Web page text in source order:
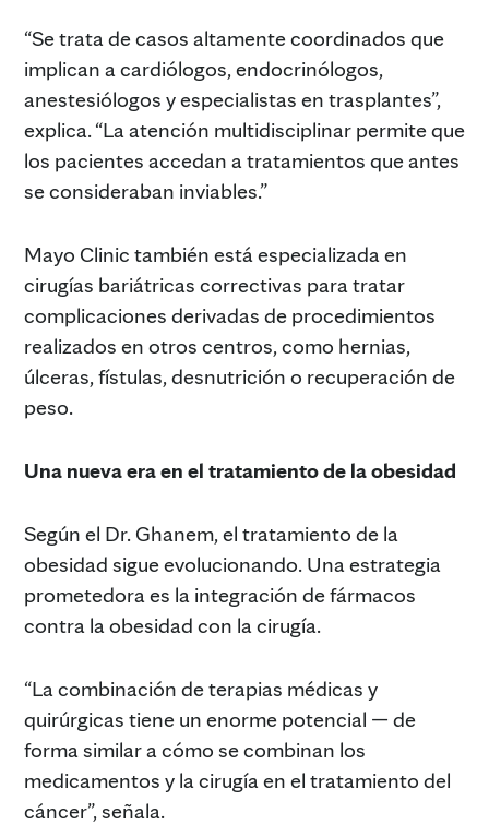
“Se trata de casos altamente coordinados que
implican a cardiólogos, endocrinólogos,
anestesiólogos y especialistas en trasplantes”,
explica. “La atención multidisciplinar permite que
los pacientes accedan a tratamientos que antes
se consideraban inviables.”
Mayo Clinic también está especializada en
cirugías bariátricas correctivas para tratar
complicaciones derivadas de procedimientos
realizados en otros centros, como hernias,
úlceras, fístulas, desnutrición o recuperación de
peso.
Una nueva era en el tratamiento de la obesidad
Según el Dr. Ghanem, el tratamiento de la
obesidad sigue evolucionando. Una estrategia
prometedora es la integración de fármacos
contra la obesidad con la cirugía.
“La combinación de terapias médicas y
quirúrgicas tiene un enorme potencial — de
forma similar a cómo se combinan los
medicamentos y la cirugía en el tratamiento del
cáncer”, señala.